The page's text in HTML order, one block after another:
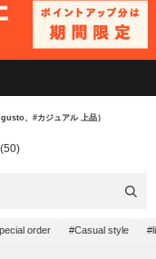
、#カジュアル 上品）
(50)
order #Casual style